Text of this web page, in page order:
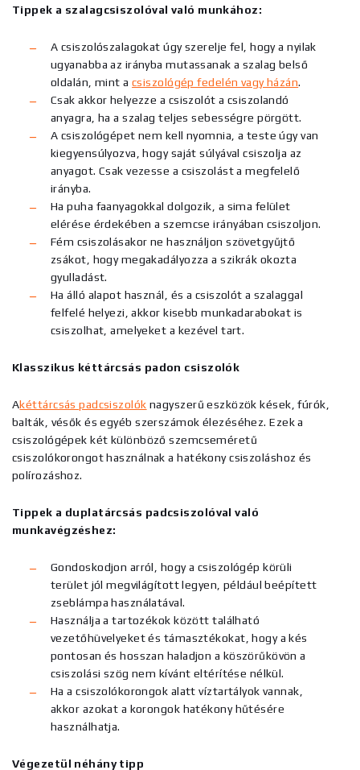
Tippek a szalagcsiszolóval való munkához:
A csiszolószalagokat úgy szerelje fel, hogy a nyilak
ugyanabba az irányba mutassanak a szalag belső
oldalán, mint acsiszológép fedelén vagy házán.
Csak akkor helyezze a csiszolót a csiszolandó
anyagra, ha a szalag teljes sebességre pörgött.
A csiszológépet nem kell nyomnia, a teste úgy van
kiegyensúlyozva, hogy saját súlyával csiszolja az
anyagot. Csak vezesse a csiszolást a megfelelő
irányba.
Ha puha faanyagokkal dolgozik, a sima felület
elérése érdekében a szemcse irányában csiszoljon.
Fém csiszolásakor ne használjon szövetgyűjtő
zsákot, hogy megakadályozza a szikrák okozta
gyulladást.
Ha álló alapot használ, és a csiszolót a szalaggal
felfelé helyezi, akkor kisebb munkadarabokat is
csiszolhat, amelyeket a kezével tart.
Klasszikus kéttárcsás padon csiszolók
Akéttárcsás padcsiszolók nagyszerű eszközök kések, fúrók,
balták, vésők és egyéb szerszámok élezéséhez. Ezek a
csiszológépek két különböző szemcseméretű
csiszolókorongot használnak a hatékony csiszoláshoz és
polírozáshoz.
Tippek a duplatárcsás padcsiszolóval való
munkavégzéshez:
Gondoskodjon arról, hogy a csiszológép körüli
terület jól megvilágított legyen, például beépített
zseblámpa használatával.
Használja a tartozékok között található
vezetőhüvelyeket és támasztékokat, hogy a kés
pontosan és hosszan haladjon a köszörűkövön a
csiszolási szög nem kívánt eltérítése nélkül.
Ha a csiszolókorongok alatt víztartályok vannak,
akkor azokat a korongok hatékony hűtésére
használhatja.
Végezetül néhány tipp